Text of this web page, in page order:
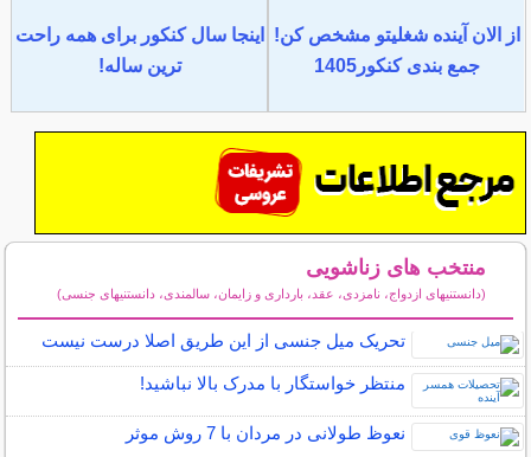
از الان آینده شغلیتو مشخص کن!
جمع بندی کنکور1405
اینجا سال کنکور برای همه راحت
ترین ساله!
منتخب های زناشویی
(دانستنیهای ازدواج، نامزدی، عقد، بارداری و زایمان، سالمندی، دانستنیهای جنسی)
تحریک میل جنسی از این طریق اصلا درست نیست
منتظر خواستگار با مدرک بالا نباشید!
نعوظ طولانی در مردان با 7 روش موثر